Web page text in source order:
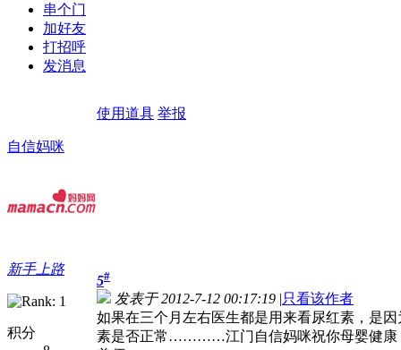
串个门
加好友
打招呼
发消息
使用道具 举报
自信妈咪
新手上路
积分
5#
发表于 2012-7-12 00:17:19 |只看该作者
如果在三个月左右医生都是用来看尿红素，是
素是否正常…………江门自信妈咪祝你母婴健康